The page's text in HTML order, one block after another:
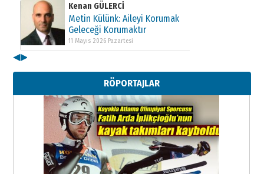
Kenan GÜLERCİ
Metin Külünk: Aileyi Korumak
Geleceği Korumaktır
11 Mayıs 2026 Pazartesi
Metin Külünk: Aileyi Korumak
Geleceği Korumaktır
11 Mayıs 2026 Pazartesi
◀▶
RÖPORTAJLAR